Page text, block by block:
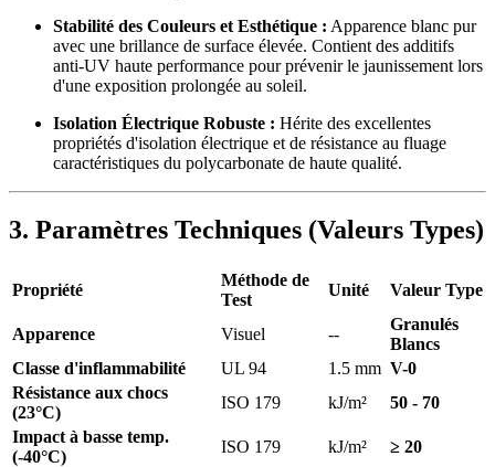
Stabilité des Couleurs et Esthétique : Apparence blanc pur
avec une brillance de surface élevée. Contient des additifs
anti-UV haute performance pour prévenir le jaunissement lors
d'une exposition prolongée au soleil.
Isolation Électrique Robuste : Hérite des excellentes
propriétés d'isolation électrique et de résistance au fluage
caractéristiques du polycarbonate de haute qualité.
3. Paramètres Techniques (Valeurs Types)
Propriété
Méthode de
Test
Unité Valeur Type
Apparence Visuel --
Granulés
Blancs
Classe d'inflammabilité
UL 94 1.5 mm V-0
Résistance aux chocs
(23°C)
ISO 179 kJ/m²
50 - 70
Impact à basse temp.
(-40°C)
ISO 179 kJ/m²
≥ 20